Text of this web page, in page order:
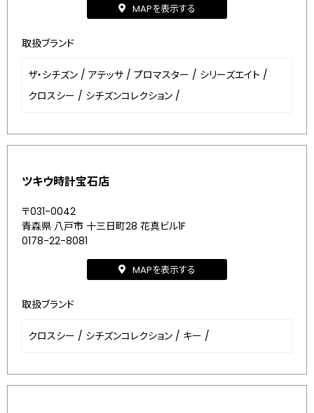
MAPを表示する
取扱ブランド
ザ・シチズン / アテッサ / プロマスター / シリーズエイト /
クロスシー / シチズンコレクション /
ツキウ時計宝石店
〒031-0042
青森県 八戸市 十三日町28 花真ビル1F
0178-22-8081
MAPを表示する
取扱ブランド
クロスシー / シチズンコレクション / キー /